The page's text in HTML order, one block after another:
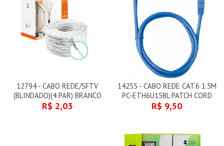
12794 - CABO REDE/SFTV
(BLINDADO)(4 PAR) BRANCO
R$ 2,03
14255 - CABO REDE CAT.6 1.5M
PC-ETH6U15BL PATCH CORD
R$ 9,50